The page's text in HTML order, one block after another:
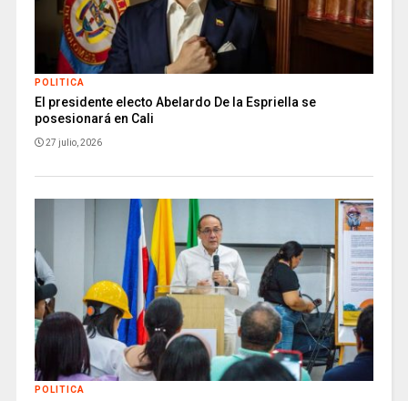
POLITICA
El presidente electo Abelardo De la Espriella se
posesionará en Cali
27 julio, 2026
POLITICA